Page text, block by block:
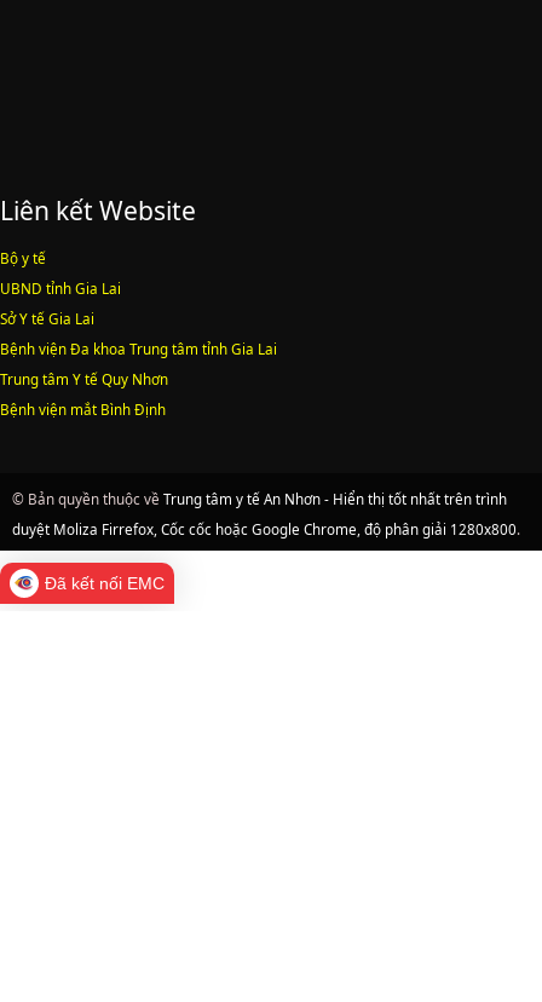
Liên kết Website
Bộ y tế
UBND tỉnh Gia Lai
Sở Y tế Gia Lai
Bệnh viện Đa khoa Trung tâm tỉnh Gia Lai
Trung tâm Y tế Quy Nhơn
Bệnh viện mắt Bình Định
© Bản quyền thuộc về Trung tâm y tế An Nhơn - Hiển thị tốt nhất trên trình
duyệt Moliza Firrefox, Cốc cốc hoặc Google Chrome, độ phân giải 1280x800.
Đã kết nối EMC